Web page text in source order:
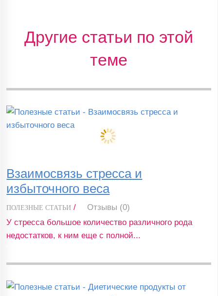
Другие статьи по этой
теме
Взаимосвязь стресса и
избыточного веса
ПОЛЕЗНЫЕ СТАТЬИ /
Отзывы (0)
У стресса большое количество различного рода
недостатков, к ним еще с полной...